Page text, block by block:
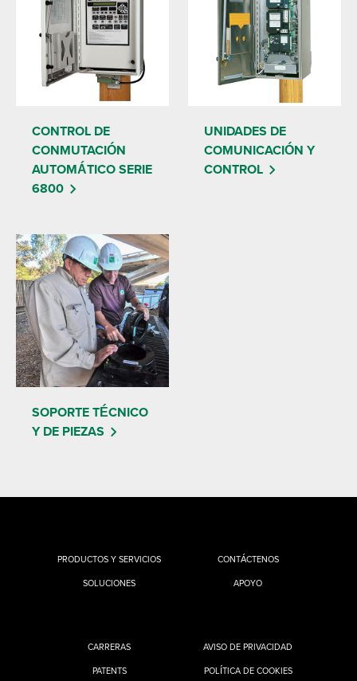
CONTROL DE
CONMUTACIÓN
AUTOMÁTICO SERIE
6800
UNIDADES DE
COMUNICACIÓN Y
CONTROL
SOPORTE TÉCNICO
Y DE PIEZAS
PRODUCTOS Y SERVICIOS
SOLUCIONES
CONTÁCTENOS
APOYO
CARRERAS
PATENTS
AVISO DE PRIVACIDAD
POLÍTICA DE COOKIES